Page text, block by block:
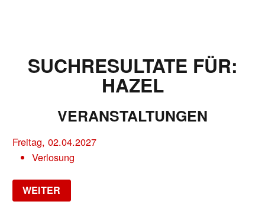
SUCHRESULTATE FÜR:
HAZEL
VERANSTALTUNGEN
Freitag, 02.04.2027
Verlosung
WEITER